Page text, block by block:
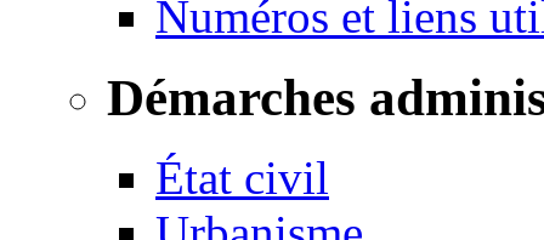
Numéros et liens
Démarches
État civil